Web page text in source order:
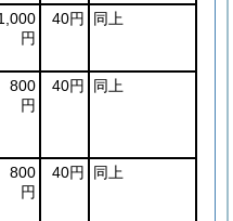
円
40円 同上
800
円
40円 同上
800
円
40円 同上